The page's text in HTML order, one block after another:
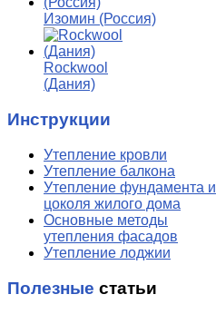
Изомин (Россия)
Rockwool
(Дания)
Инструкции
Утепление кровли
Утепление балкона
Утепление фундамента и
цоколя жилого дома
Основные методы
утепления фасадов
Утепление лоджии
Полезные статьи